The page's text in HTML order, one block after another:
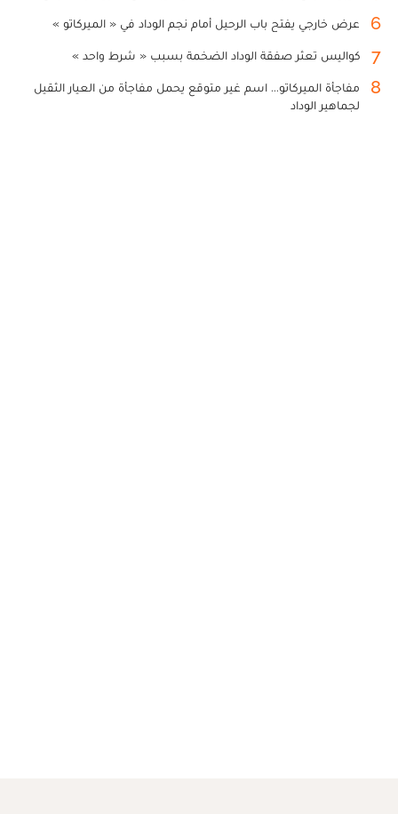
6 عرض خارجي يفتح باب الرحيل أمام نجم الوداد في « الميركاتو »
7 كواليس تعثر صفقة الوداد الضخمة بسبب « شرط واحد »
8
مفاجأة الميركاتو... اسم غير متوقع يحمل مفاجأة من العيار الثقيل
لجماهير الوداد